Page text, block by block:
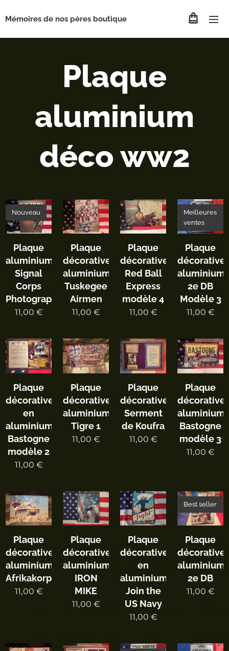
Mémoires de nos pères boutique
Plaque
aluminium
déco ww2
Plaque
aluminium
Signal
Corps
Photographer
Nouveau
11,00 €
Plaque
décorative
aluminium
Tuskegee
Airmen
11,00 €
Plaque
décorative
Red Ball
Express
modèle 4
11,00 €
Plaque
décorative
aluminium
2e DB
Modèle 3
Meilleures
ventes
11,00 €
Plaque
décorative
en
aluminium
Bastogne
modèle 2
11,00 €
Plaque
décorative
aluminium
Tigre 1
11,00 €
Plaque
décorative
Serment
de Koufra
11,00 €
Plaque
décorative
aluminium
Bastogne
modèle 3
11,00 €
Plaque
décorative
aluminium
Afrikakorps
11,00 €
Plaque
décorative
aluminium
IRON
MIKE
11,00 €
Plaque
décorative
en
aluminium
Join the
US Navy
11,00 €
Plaque
décorative
aluminium
2e DB
Best seller
11,00 €